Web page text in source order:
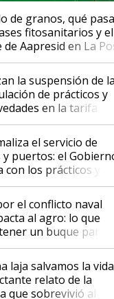
de granos, qué
fitosanitarios y el
de Aapresid en La
la suspensión de
de prácticos y
en la tarifa de
el servicio de
y puertos: el
con los prácticos y
el decreto de
el conflicto naval
al agro: lo que
un buque parado
de que Argentina
"país sucio"
laja salvamos la
relato de la
que sobrevivió al